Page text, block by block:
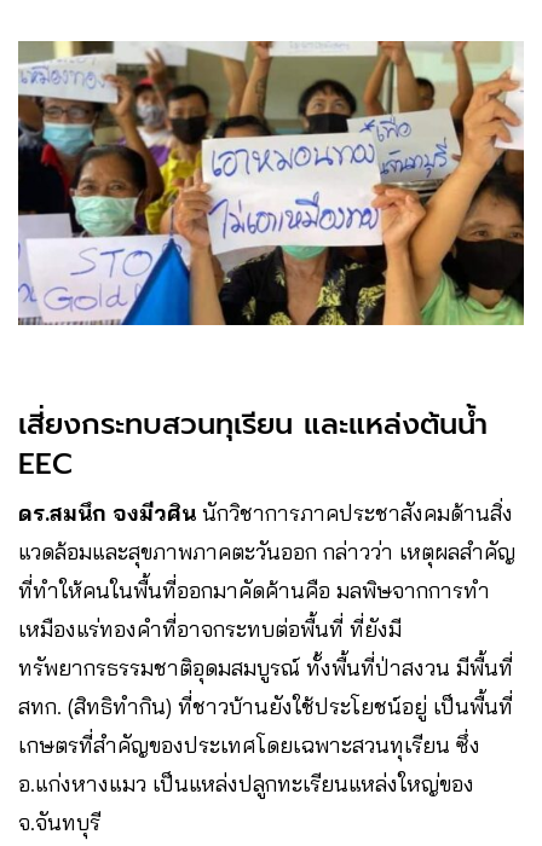
เสี่ยงกระทบสวนทุเรียน และแหล่งต้นน้ำ
EEC
ดร.สมนึก จงมีวศิน นักวิชาการภาคประชาสังคมด้านสิ่ง
แวดล้อมและสุขภาพภาคตะวันออก กล่าวว่า เหตุผลสำคัญ
ที่ทำให้คนในพื้นที่ออกมาคัดค้านคือ มลพิษจากการทำ
เหมืองแร่ทองคำที่อาจกระทบต่อพื้นที่ ที่ยังมี
ทรัพยากรธรรมชาติอุดมสมบูรณ์ ทั้งพื้นที่ป่าสงวน มีพื้นที่
สทก. (สิทธิทำกิน) ที่ชาวบ้านยังใช้ประโยชน์อยู่ เป็นพื้นที่
เกษตรที่สำคัญของประเทศโดยเฉพาะสวนทุเรียน ซึ่ง
อ.แก่งหางแมว เป็นแหล่งปลูกทะเรียนแหล่งใหญ่ของ
จ.จันทบุรี